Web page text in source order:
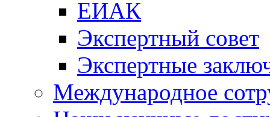
ЕИАК
Экспертный совет
Экспертные
Международное